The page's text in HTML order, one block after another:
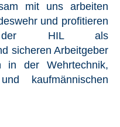
mit uns arbeiten
und profitieren
der HIL als
sicheren Arbeitgeber
in der Wehrtechnik,
kaufmännischen